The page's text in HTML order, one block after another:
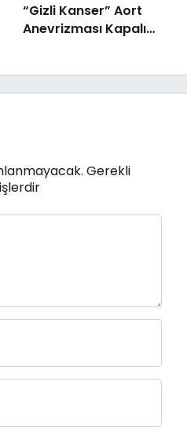
“Gizli Kanser” Aort
Anevrizması Kapalı
Gerekli